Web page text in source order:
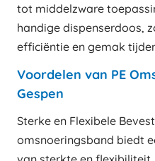
tot middelzware
handige dispenserdoos,
efficiëntie en gemak
Voordelen van PE
Gespen
Sterke en Flexibele
omsnoeringsband biedt